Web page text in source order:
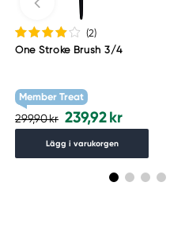
(2)
One Stroke Brush 3/4
Member Treat
299,90 kr 239,92 kr
Lägg i varukorgen